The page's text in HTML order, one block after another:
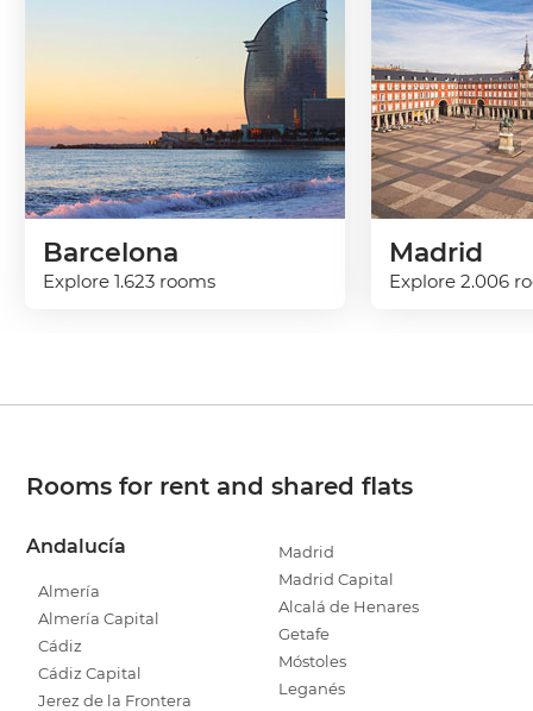
Barcelona
Explore 1.623 rooms
Madrid
Explore 2.006
Rooms for rent and shared flats
Andalucía
Almería
Almería Capital
Cádiz
Cádiz Capital
Jerez de la Frontera
Madrid
Madrid Capital
Alcalá de Henares
Getafe
Móstoles
Leganés